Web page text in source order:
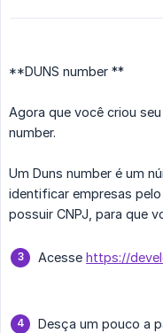
**DUNS number **
Agora que você criou
number.
Um Duns number é um
identificar empresas
possuir CNPJ, para que
Acesse https://
Desça um pouco a